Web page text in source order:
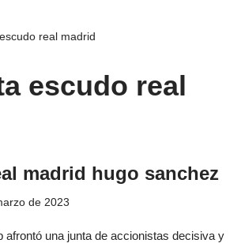
real madrid
escudo real
madrid hugo sanchez
de 2023
afrontó una junta de accionistas decisiva y